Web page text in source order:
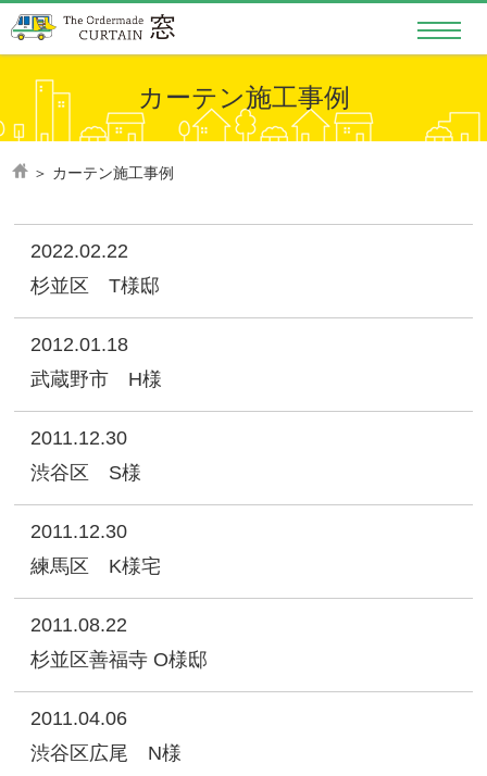
カーテン施工事例
＞ カーテン施工事例
2022.02.22
杉並区 T様邸
2012.01.18
武蔵野市 H様
2011.12.30
渋谷区 S様
2011.12.30
練馬区 K様宅
2011.08.22
杉並区善福寺 O様邸
2011.04.06
渋谷区広尾 N様